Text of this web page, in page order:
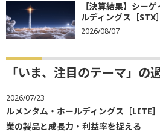
【決算結果】シー
ルディングス［
2026/08/07
「いま、注目のテーマ」の
2026/07/23
ルメンタム・ホールディングス［LITE
業の製品と成長力・利益率を捉える